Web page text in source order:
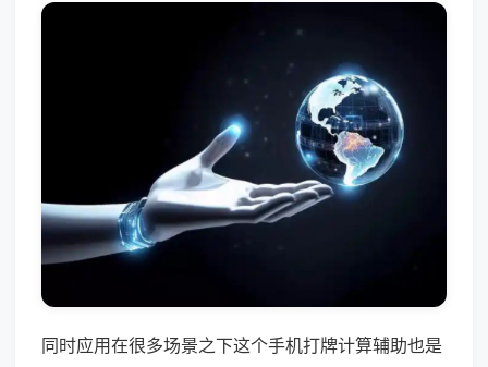
同时应用在很多场景之下这个手机打牌计算辅助也是